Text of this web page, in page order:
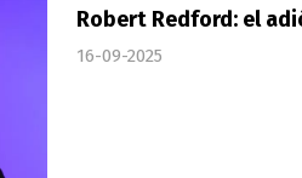
Robert Redford: el
16-09-2025